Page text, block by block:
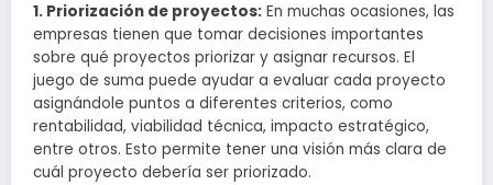
1. Priorización de proyectos: En muchas ocasiones, las
empresas tienen que tomar decisiones importantes
sobre qué proyectos priorizar y asignar recursos. El
juego de suma puede ayudar a evaluar cada proyecto
asignándole puntos a diferentes criterios, como
rentabilidad, viabilidad técnica, impacto estratégico,
entre otros. Esto permite tener una visión más clara de
cuál proyecto debería ser priorizado.